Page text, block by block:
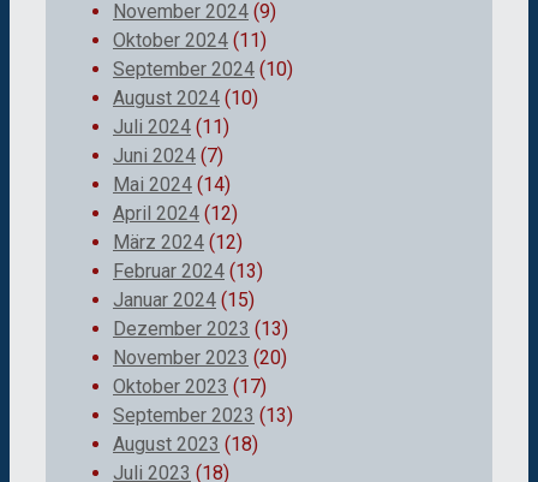
November 2024 (9)
Oktober 2024 (11)
September 2024 (10)
August 2024 (10)
Juli 2024 (11)
Juni 2024 (7)
Mai 2024 (14)
April 2024 (12)
März 2024 (12)
Februar 2024 (13)
Januar 2024 (15)
Dezember 2023 (13)
November 2023 (20)
Oktober 2023 (17)
September 2023 (13)
August 2023 (18)
Juli 2023 (18)